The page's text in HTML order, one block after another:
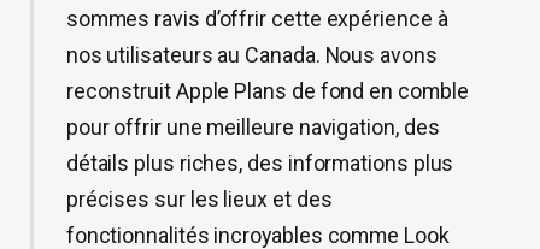
sommes ravis d’offrir cette expérience à
nos utilisateurs au Canada. Nous avons
reconstruit Apple Plans de fond en comble
pour offrir une meilleure navigation, des
détails plus riches, des informations plus
précises sur les lieux et des
fonctionnalités incroyables comme Look